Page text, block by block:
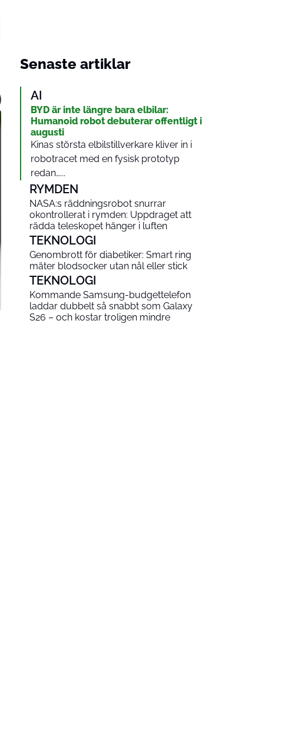
Senaste artiklar
AI
BYD är inte längre bara elbilar:
Humanoid robot debuterar offentligt i
augusti
Kinas största elbilstillverkare kliver in i
robotracet med en fysisk prototyp
redan…...
RYMDEN
NASA:s räddningsrobot snurrar
okontrollerat i rymden: Uppdraget att
rädda teleskopet hänger i luften
TEKNOLOGI
Genombrott för diabetiker: Smart ring
mäter blodsocker utan nål eller stick
TEKNOLOGI
Kommande Samsung-budgettelefon
laddar dubbelt så snabbt som Galaxy
S26 – och kostar troligen mindre